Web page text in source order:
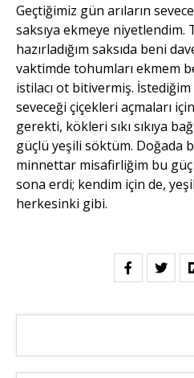
Geçtiğimiz gün arıların
saksıya ekmeye niyetlendim.
hazırladığım saksıda beni
vaktimde tohumları ekmem
istilacı ot bitivermiş. İstediğim
seveceği çiçekleri açmaları
gerekti, kökleri sıkı sıkıya
güçlü yeşili söktüm. Doğada
minnettar misafirliğim bu
sona erdi; kendim için de,
herkesinki gibi.